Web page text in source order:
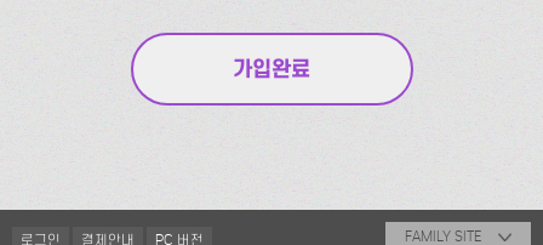
로그인 결제안내 PC 버전 FAMILY SITE